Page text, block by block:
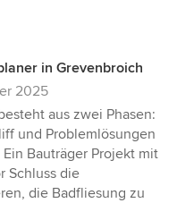
in Grevenbroich
2025
aus zwei Phasen:
und Problemlösungen
Bauträger Projekt mit
Schluss die
die Badfliesung zu